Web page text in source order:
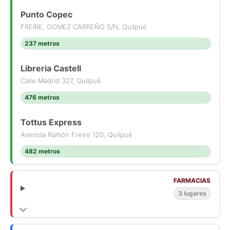
Locales Comerciales, Centros de Salud, Establecimientos de
Educación, Servicios Públicos y Privados.
Precio: $155.000.000.
(3 dormitorios, 1 baño) y bodega exterior con medio baño.
Contáctanos hoy mismo para más información y coordina una
visita.
No dejes pasar esta inversión con futuro asegurado!
Punto Copec
FREIRE, GOMEZ CARREÑO S/N, Quilpué
237 metros
Libreria Castell
Calle Madrid 327, Quilpué
476 metros
Tottus Express
Avenida Ramón Freire 120, Quilpué
482 metros
FARMACIAS
3 lugares